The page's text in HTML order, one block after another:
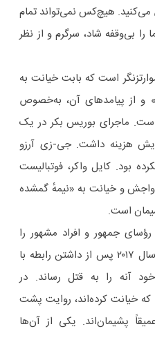
می‌کنید. هیچ‌کس نمی‌تواند تمام
را بی‌وقفه شاد، سرگرم و از نظر
است که بابت خیانت به
و از پیامدهای آن، به‌خصوص
ماجرای بوریس بکر در یک
دلار برایش هزینه داشت. جی-زی آرزو
بود. کایل واکر، فوتبالیست
و خیانت به «نیمهٔ گمشده
است.
جمهور و افراد مشهور را
دیوانه نمی‌کند. استفن سرل، در سال ۲۰۱۷ پس از داشتن رابطه با
آنه را به قتل رساند. در
خیانت کرده‌اند، روایت پشت
پشیمان‌اند. یکی از آن‌ها